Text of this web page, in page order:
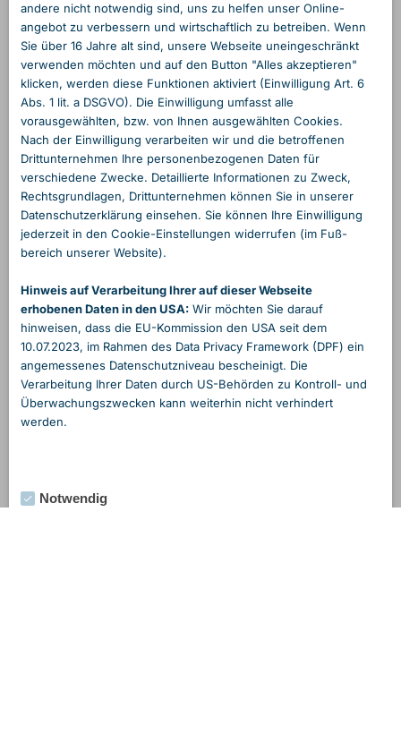
andere nicht notwendig sind, uns zu helfen unser Online­
angebot zu verbessern und wirtschaftlich zu betreiben. Wenn
Sie über 16 Jahre alt sind, unsere Webseite unein­geschränkt
verwenden möchten und auf den Button "Alles akzeptieren"
klicken, werden diese Funktionen aktiviert (Einwilligung Art. 6
Abs. 1 lit. a DSGVO). Die Einwilligung umfasst alle
vorausgewählten, bzw. von Ihnen ausgewählten Cookies.
Nach der Einwilligung verarbeiten wir und die betroffenen
Dritt­unternehmen Ihre personen­bezogenen Daten für
verschiedene Zwecke. Detaillierte Informationen zu Zweck,
Rechts­grundlagen, Dritt­unternehmen können Sie in unserer
Daten­schutzerklärung einsehen. Sie können Ihre Einwilligung
jederzeit in den Cookie-Einstellungen widerrufen (im Fuß­
bereich unserer Website).
Hinweis auf Verarbeitung Ihrer auf dieser Webseite
erhobenen Daten in den USA:Wir möchten Sie darauf
hinweisen, dass die EU-Kommission den USA seit dem
10.07.2023, im Rahmen des Data Privacy Framework (DPF) ein
angemessenes Daten­schutzniveau bescheinigt. Die
Verarbeitung Ihrer Daten durch US-Behörden zu Kontroll- und
Überwachungs­zwecken kann weiterhin nicht verhindert
werden.
Notwendig